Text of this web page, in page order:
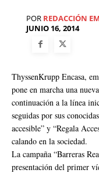
POR REDACCIÓN EM
JUNIO 16, 2014
ThyssenKrupp Encasa,
pone en marcha una
continuación a la línea
seguidas por sus
accesible” y “Regala
calando en la sociedad.
La campaña “Barreras
presentación del primer